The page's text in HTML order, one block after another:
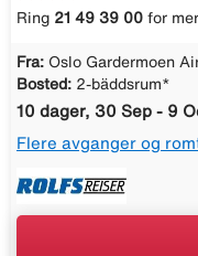
Ring 21 49 39 00 for
Fra: Oslo Gardermoen
Bosted: 2-bäddsrum*
10 dager, 30 Sep - 9
Flere avganger og